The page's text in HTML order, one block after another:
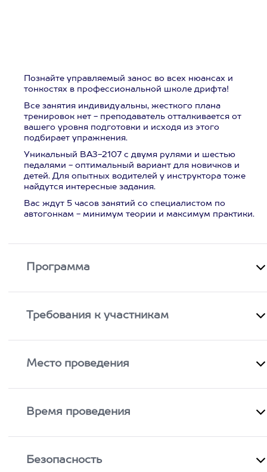
Познайте управляемый занос во всех нюансах и
тонкостях в профессиональной школе дрифта!
Все занятия индивидуальны, жесткого плана
тренировок нет - преподаватель отталкивается от
вашего уровня подготовки и исходя из этого
подбирает упражнения.
Уникальный ВАЗ-2107 с двумя рулями и шестью
педалями - оптимальный вариант для новичков и
детей. Для опытных водителей у инструктора тоже
найдутся интересные задания.
Вас ждут 5 часов занятий со специалистом по
автогонкам - минимум теории и максимум практики.
Программа
Требования к участникам
Место проведения
Время проведения
Безопасность